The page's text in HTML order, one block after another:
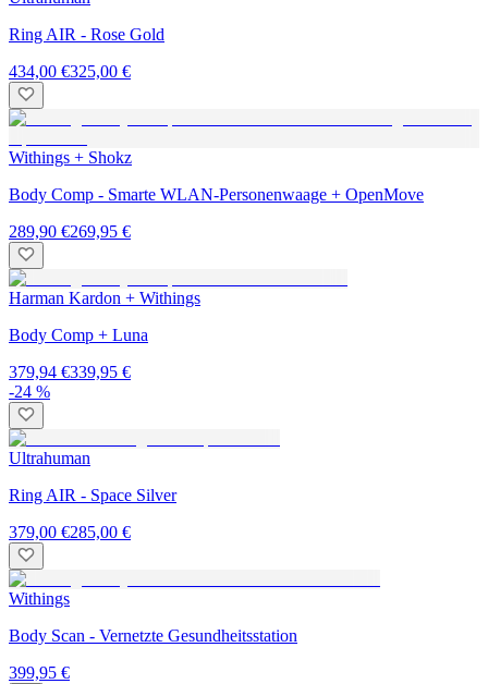
Ring AIR - Rose Gold
434,00 €325,00 €
Withings + Shokz
Body Comp - Smarte WLAN-Personenwaage + OpenMove
289,90 €269,95 €
Harman Kardon + Withings
Body Comp + Luna
379,94 €339,95 €
-24 %
Ultrahuman
Ring AIR - Space Silver
379,00 €285,00 €
Withings
Body Scan - Vernetzte Gesundheitsstation
399,95 €